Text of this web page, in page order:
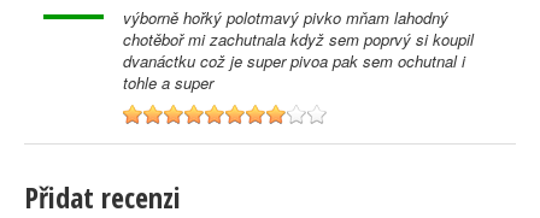
výborně hořký polotmavý pivko mňam lahodný
chotěboř mi zachutnala když sem poprvý si koupil
dvanáctku což je super pivoa pak sem ochutnal i
tohle a super
8
Přidat recenzi